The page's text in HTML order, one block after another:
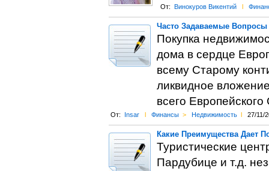
От: Винокуров Викентий l
Часто Задаваемые
Покупка
дома в сердце
всему Старому
ликвидное
всего
От: Insar l Финансы > Недвижимость l 27/11/
Какие Преимущества Дает
Туристические
Пардубице и т.д.